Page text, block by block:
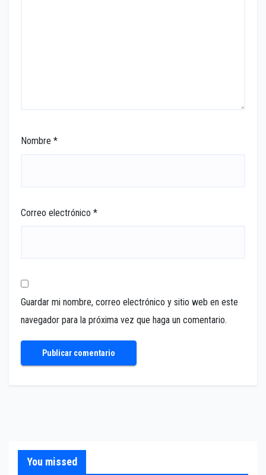
Nombre *
Correo electrónico *
Guardar mi nombre, correo electrónico y sitio web en este
navegador para la próxima vez que haga un comentario.
You missed